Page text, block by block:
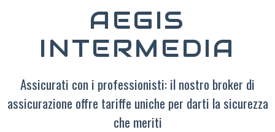
AEGIS
INTERMEDIA
Assicurati con i professionisti: il nostro broker di
assicurazione offre tariffe uniche per darti la sicurezza
che meriti